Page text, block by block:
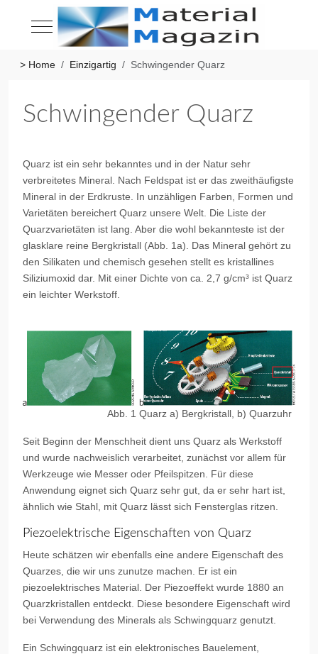
Mobile Menu Toggle
> Home Einzigartig Schwingender Quarz
Schwingender Quarz
Quarz ist ein sehr bekanntes und in der Natur sehr
verbreitetes Mineral. Nach Feldspat ist er das zweithäufigste
Mineral in der Erdkruste. In unzähligen Farben, Formen und
Varietäten bereichert Quarz unsere Welt. Die Liste der
Quarzvarietäten ist lang. Aber die wohl bekannteste ist der
glasklare reine Bergkristall (Abb. 1a). Das Mineral gehört zu
den Silikaten und chemisch gesehen stellt es kristallines
Siliziumoxid dar. Mit einer Dichte von ca. 2,7 g/cm³ ist Quarz
ein leichter Werkstoff.
Abb. 1 Quarz a) Bergkristall, b) Quarzuhr
Seit Beginn der Menschheit dient uns Quarz als Werkstoff
und wurde nachweislich verarbeitet, zunächst vor allem für
Werkzeuge wie Messer oder Pfeilspitzen. Für diese
Anwendung eignet sich Quarz sehr gut, da er sehr hart ist,
ähnlich wie Stahl, mit Quarz lässt sich Fensterglas ritzen.
Piezoelektrische Eigenschaften von Quarz
Heute schätzen wir ebenfalls eine andere Eigenschaft des
Quarzes, die wir uns zunutze machen. Er ist ein
piezoelektrisches Material. Der Piezoeffekt wurde 1880 an
Quarzkristallen entdeckt. Diese besondere Eigenschaft wird
bei Verwendung des Minerals als Schwingquarz genutzt.
Ein Schwingquarz ist ein elektronisches Bauelement,